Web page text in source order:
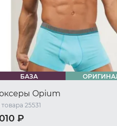
БАЗА
Opium
товара 25531
₽